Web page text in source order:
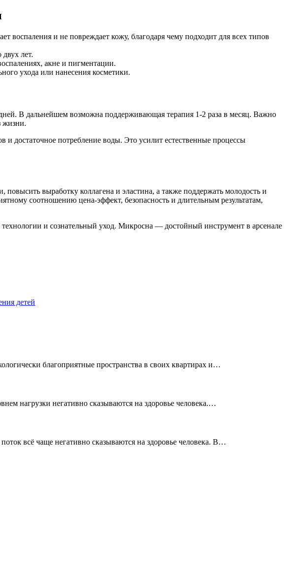
воспаления и не повреждает кожу, благодаря чему подходит для всех типов
лет.
акне и пигментации.
ухода или нанесения косметики.
В дальнейшем возможна поддерживающая терапия 1-2 раза в месяц. Важно
жизни.
достаточное потребление воды. Это усилит естественные процессы
выработку коллагена и эластина, а также поддержать молодость и
соотношению цена-эффект, безопасность и длительным результатам,
и сознательный уход. Микросна — достойный инструмент в арсенале
детей
благоприятные пространства в своих квартирах и…
нагрузки негативно сказываются на здоровье человека.…
всё чаще негативно сказываются на здоровье человека. В…